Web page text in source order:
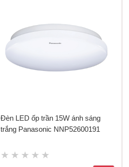
Đèn LED ốp trần 15W ánh sáng
trắng Panasonic NNP52600191